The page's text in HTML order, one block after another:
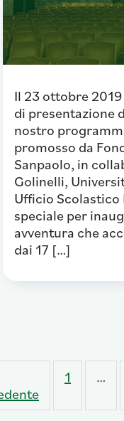
Il 23 ottobre
di presentazione
nostro
promosso da
Sanpaolo, in
Golinelli,
Ufficio Scolastico
speciale per
avventura che
dai 17 […]
1 …